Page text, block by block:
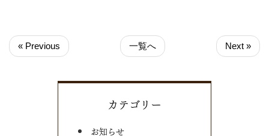
« Previous 一覧へ Next »
カテゴリー
お知らせ